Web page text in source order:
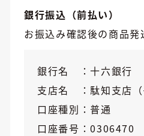
銀行振込（前払い）
お振込み確認後の商品発
銀行名
十六銀行
支店名
駄知支店（
口座種別
普通
口座番号
0306470